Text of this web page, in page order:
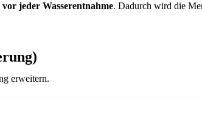
vor jeder Wasserentnahme. Dadurch wird die
erweitern.